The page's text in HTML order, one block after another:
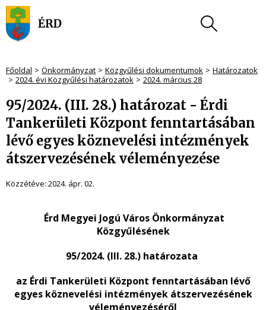
Főoldal Önkormányzat Közgyűlési dokumentumok
Határozatok
2024. évi Közgyűlési határozatok
2024. március 28
95/2024. (III. 28.) határozat - Érdi
Tankerületi Központ fenntartásában
lévő egyes köznevelési intézmények
átszervezésének véleményezése
Közzétéve: 2024. ápr. 02.
Érd Megyei Jogú Város Önkormányzat
Közgyűlésének
95/2024. (III. 28.) határozata
az Érdi Tankerületi Központ fenntartásában lévő
egyes köznevelési intézmények átszervezésének
véleményezéséről